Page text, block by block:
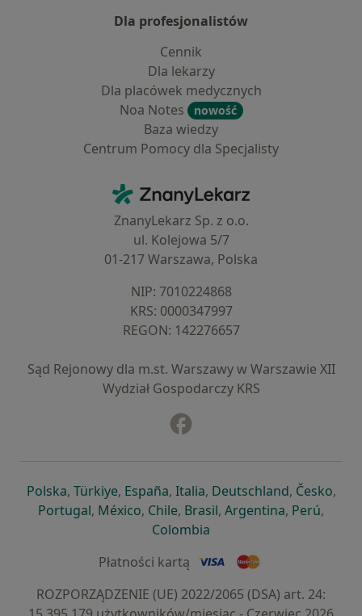
Dla profesjonalistów
Cennik
Dla lekarzy
Dla placówek medycznych
Noa Notes
nowość
Baza wiedzy
Centrum Pomocy dla Specjalisty
ZnanyLekarz - Strona główna
ZnanyLekarz Sp. z o.o.
ul. Kolejowa 5/7
01-217 Warszawa, Polska
NIP: ⁠7010224868
KRS: ⁠0000347997
REGON: ⁠142276657
Sąd Rejonowy dla m.st. Warszawy w Warszawie XII
Wydział Gospodarczy KRS
Polskaotwiera się w nowej karcie
, Türkiyeotwiera się w nowej karcie
, Españaotwiera się w nowej karcie
, Italiaotwiera się w nowej
, Deutschlandotwiera się
, Česko,
Portugalotwiera się w nowej karcie
, Méxicootwiera się w nowej karcie
, Chileotwiera się w nowej karcie
, Brasilotwiera się w nowej
, Argentinaotwiera się
, Perú,
Colombia
Płatności kartą
ROZPORZĄDZENIE (UE) 2022/2065 (DSA) art. 24: